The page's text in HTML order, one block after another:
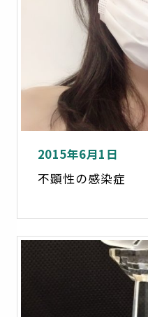
2015年6月1日
不顕性の感染症